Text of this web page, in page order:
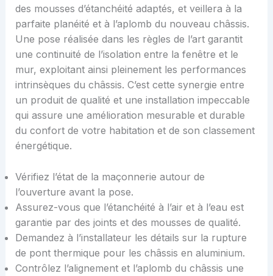
des mousses d’étanchéité adaptés, et veillera à la
parfaite planéité et à l’aplomb du nouveau châssis.
Une pose réalisée dans les règles de l’art garantit
une continuité de l’isolation entre la fenêtre et le
mur, exploitant ainsi pleinement les performances
intrinsèques du châssis. C’est cette synergie entre
un produit de qualité et une installation impeccable
qui assure une amélioration mesurable et durable
du confort de votre habitation et de son classement
énergétique.
Vérifiez l’état de la maçonnerie autour de
l’ouverture avant la pose.
Assurez-vous que l’étanchéité à l’air et à l’eau est
garantie par des joints et des mousses de qualité.
Demandez à l’installateur les détails sur la rupture
de pont thermique pour les châssis en aluminium.
Contrôlez l’alignement et l’aplomb du châssis une